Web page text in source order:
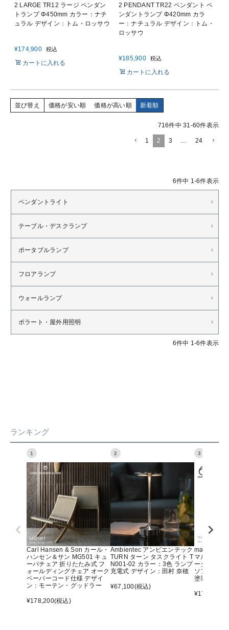
2 LARGE TR12 ラージ ペンダン
トランプ Φ450mm カラー：ナチ
ュラル デザイン：トム・ロッサウ
¥174,900 税込
カートに入れる
2 PENDANT TR22 ペンダント ペ
ンダントランプ Φ420mm カラ
ー：ナチュラル デザイン：トム・
ロッサウ
¥185,900 税込
カートに入れる
並び替え 価格が安い順 価格が高い順 新着順
716件中 31-60件表示
1 2 3 … 24
6件中 1-6件表示
ペンダントライト
テーブル・デスクランプ
ポータブルランプ
フロアランプ
ウォールランプ
ボラート・屋外用照明
6件中 1-6件表示
ランキング
1
Carl Hansen & Son カール・
ハンセン＆サン MG501 キュ
ーバチェア 折りたたみ式 フ
ォールディングチェア オーク
ペーパーコード仕様 デザイ
ン：モーテン・グッドラー
¥178,200(税込)
2
Ambientec アンビエンテック
TURN ターン タスクライト T
N001-02 カラー：3色 ランプ
充電式 デザイン：田村 奈穂
¥67,100(税込)
3
maruni マ
マルニ60
ーター ア
ソファ オ
塗装）
¥176,000